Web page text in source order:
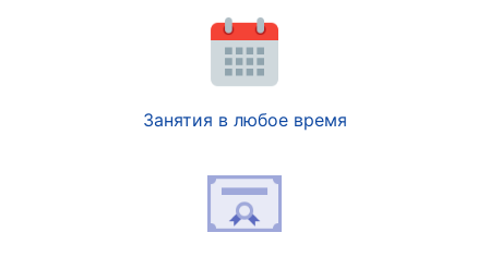
Занятия в любое время